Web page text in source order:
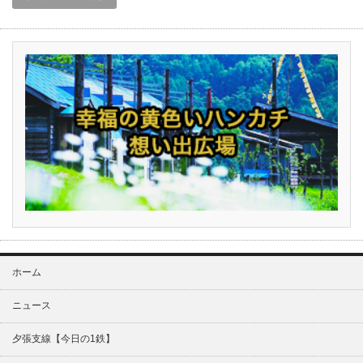
ホーム
ニュース
夕張支線【今日の1鉄】